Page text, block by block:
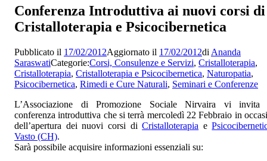
Conferenza Introduttiva ai nuovi corsi di
Cristalloterapia e Psicocibernetica
Pubblicato il 17/02/2012Aggiornato il 17/02/2012di Ananda
SaraswatiCategorie:Corsi, Consulenze e Servizi, Cristalloterapia,
Cristalloterapia, Cristalloterapia e Psicocibernetica, Naturopatia,
Psicocibernetica, Rimedi e Cure Naturali, Seminari e Conferenze
L’Associazione di Promozione Sociale Nirvaira vi invita
conferenza introduttiva che si terrà mercoledì 22 Febbraio in
dell’apertura dei nuovi corsi diCristalloterapia e
Vasto (CH).
Sarà possibile acquisire informazioni essenziali su: